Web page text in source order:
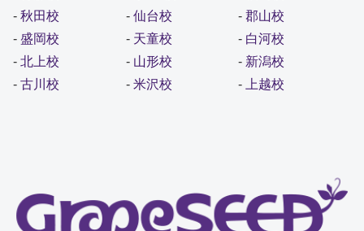
- 秋田校
- 盛岡校
- 北上校
- 古川校
- 仙台校
- 天童校
- 山形校
- 米沢校
-郡山校
- 白河校
- 新潟校
-
上越校